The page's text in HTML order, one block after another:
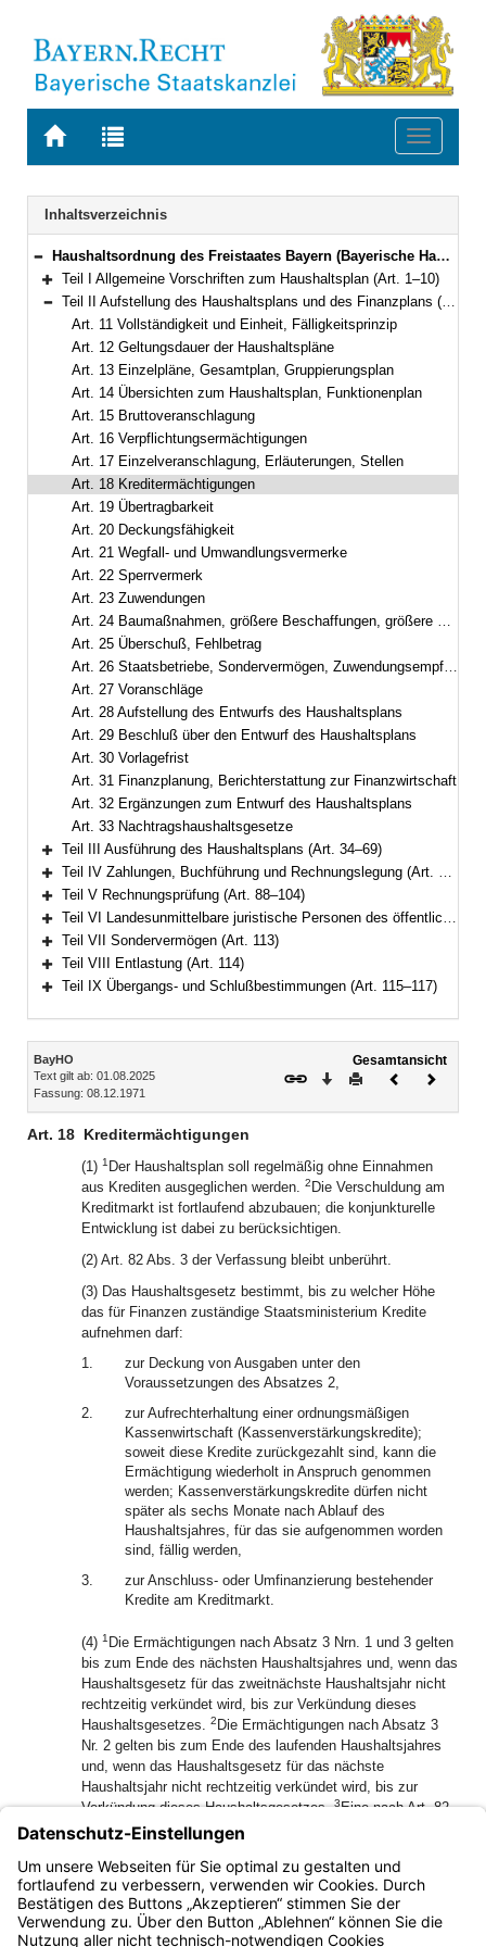
Zur
BAYERN.RECHT
Zur
letzten
Suche
Toggle
Navigation
Inhaltsverzeichnis
Bereich reduzieren
Haushaltsordnung des Freistaates Bayern (Bayerische Haushaltsordnung – BayHO) Vom 8. Dezember 1971 (BayRS IV S. 664) BayRS 630-1-F (Art. 1–117)
Bereich erweitern
Teil I Allgemeine Vorschriften zum Haushaltsplan (Art. 1–10)
Bereich reduzieren
Teil II Aufstellung des Haushaltsplans und des Finanzplans (Art. 11–33)
Art. 11 Vollständigkeit und Einheit, Fälligkeitsprinzip
Art. 12 Geltungsdauer der Haushaltspläne
Art. 13 Einzelpläne, Gesamtplan, Gruppierungsplan
Art. 14 Übersichten zum Haushaltsplan, Funktionenplan
Art. 15 Bruttoveranschlagung
Art. 16 Verpflichtungsermächtigungen
Art. 17 Einzelveranschlagung, Erläuterungen, Stellen
Art. 18 Kreditermächtigungen
Art. 19 Übertragbarkeit
Art. 20 Deckungsfähigkeit
Art. 21 Wegfall- und Umwandlungsvermerke
Art. 22 Sperrvermerk
Art. 23 Zuwendungen
Art. 24 Baumaßnahmen, größere Beschaffungen, größere Entwicklungsvorhaben
Art. 25 Überschuß, Fehlbetrag
Art. 26 Staatsbetriebe, Sondervermögen, Zuwendungsempfänger
Art. 27 Voranschläge
Art. 28 Aufstellung des Entwurfs des Haushaltsplans
Art. 29 Beschluß über den Entwurf des Haushaltsplans
Art. 30 Vorlagefrist
Art. 31 Finanzplanung, Berichterstattung zur Finanzwirtschaft
Art. 32 Ergänzungen zum Entwurf des Haushaltsplans
Art. 33 Nachtragshaushaltsgesetze
Bereich erweitern
Teil III Ausführung des Haushaltsplans (Art. 34–69)
Bereich erweitern
Teil IV Zahlungen, Buchführung und Rechnungslegung (Art. 70–87)
Bereich erweitern
Teil V Rechnungsprüfung (Art. 88–104)
Bereich erweitern
Teil VI Landesunmittelbare juristische Personen des öffentlichen Rechts (Art. 105–112)
Bereich erweitern
Teil VII Sondervermögen (Art. 113)
Bereich erweitern
Teil VIII Entlastung (Art. 114)
Teil IX Übergangs- und Schlußbestimmungen (Art. 115–117)
Inhalt
BayHO
Text gilt ab: 01.08.2025
Fassung: 08.12.1971
Gesamtansicht
Download
DruckenVorheriges
Art. 18 Kreditermächtigungen
(1) 1 Der Haushaltsplan soll regelmäßig ohne Einnahmen
aus Krediten ausgeglichen werden. 2 Die Verschuldung am
Kreditmarkt ist fortlaufend abzubauen; die konjunkturelle
Entwicklung ist dabei zu berücksichtigen.
(2) Art. 82 Abs. 3 der Verfassung bleibt unberührt.
(3) Das Haushaltsgesetz bestimmt, bis zu welcher Höhe
das für Finanzen zuständige Staatsministerium Kredite
aufnehmen darf:
1.
zur Deckung von Ausgaben unter den
Voraussetzungen des Absatzes 2,
2.
zur Aufrechterhaltung einer ordnungsmäßigen
Kassenwirtschaft (Kassenverstärkungskredite);
soweit diese Kredite zurückgezahlt sind, kann die
Ermächtigung wiederholt in Anspruch genommen
werden; Kassenverstärkungskredite dürfen nicht
später als sechs Monate nach Ablauf des
Haushaltsjahres, für das sie aufgenommen worden
sind, fällig werden,
3.
zur Anschluss- oder Umfinanzierung bestehender
Kredite am Kreditmarkt.
(4) 1 Die Ermächtigungen nach Absatz 3 Nrn. 1 und 3 gelten
bis zum Ende des nächsten Haushaltsjahres und, wenn das
Haushaltsgesetz für das zweitnächste Haushaltsjahr nicht
rechtzeitig verkündet wird, bis zur Verkündung dieses
Haushaltsgesetzes. 2 Die Ermächtigungen nach Absatz 3
Nr. 2 gelten bis zum Ende des laufenden Haushaltsjahres
und, wenn das Haushaltsgesetz für das nächste
Haushaltsjahr nicht rechtzeitig verkündet wird, bis zur
Verkündung dieses Haushaltsgesetzes.3Eine nach Art. 82
Abs. 3 Satz 2 der Verfassung bestimmte Tilgungsregelung
gilt bis zum Ende des angemessenen Zeitraumes zur
Rückführung der gemäß Abs. 3 Nr. 1 aufgenommenen
Kredite.